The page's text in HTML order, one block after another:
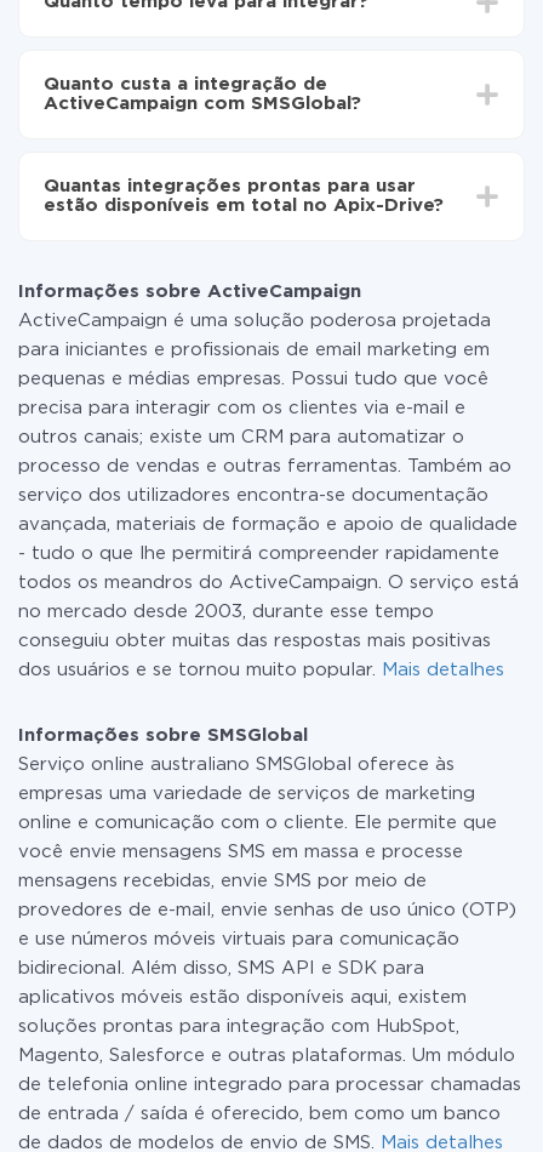
para SMSGlobal
automaticamente de ActiveCampaign para
SMSGlobal
30 minutos. Em média, a configuração leva de 10 a 15
minutos.
Quanto custa a integração de
ActiveCampaign com SMSGlobal?
as tarifas. Você paga apenas pela quantidade de
dados que é realmente transferida de um de seus
ou mudar para um de pago, se necessário. Mais
detalhes sobre tarifas.
Quantas integrações prontas para usar
estão disponíveis em total no Apix-Drive?
Informações sobre ActiveCampaign
ActiveCampaign é uma solução poderosa projetada
para iniciantes e profissionais de email marketing em
pequenas e médias empresas. Possui tudo que você
precisa para interagir com os clientes via e-mail e
outros canais; existe um CRM para automatizar o
processo de vendas e outras ferramentas. Também ao
serviço dos utilizadores encontra-se documentação
avançada, materiais de formação e apoio de qualidade
- tudo o que lhe permitirá compreender rapidamente
todos os meandros do ActiveCampaign. O serviço está
no mercado desde 2003, durante esse tempo
conseguiu obter muitas das respostas mais positivas
dos usuários e se tornou muito popular.
Mais detalhes
Informações sobre SMSGlobal
Serviço online australiano SMSGlobal oferece às
empresas uma variedade de serviços de marketing
online e comunicação com o cliente. Ele permite que
você envie mensagens SMS em massa e processe
mensagens recebidas, envie SMS por meio de
provedores de e-mail, envie senhas de uso único (OTP)
e use números móveis virtuais para comunicação
bidirecional. Além disso, SMS API e SDK para
aplicativos móveis estão disponíveis aqui, existem
soluções prontas para integração com HubSpot,
Magento, Salesforce e outras plataformas. Um módulo
de telefonia online integrado para processar chamadas
de entrada / saída é oferecido, bem como um banco
de dados de modelos de envio de SMS.
Mais detalhes